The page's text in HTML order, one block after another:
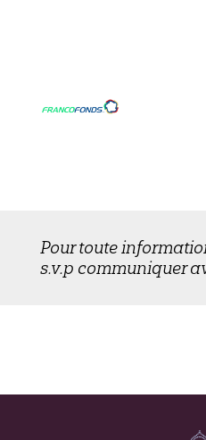
Pour toute
s.v.p communiquer